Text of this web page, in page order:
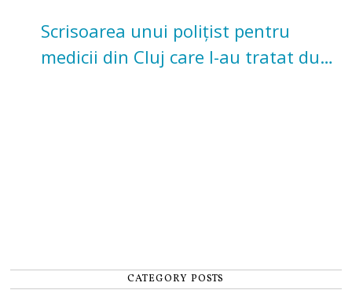
Scrisoarea unui polițist pentru
medicii din Cluj care l-au tratat după
CATEGORY POSTS